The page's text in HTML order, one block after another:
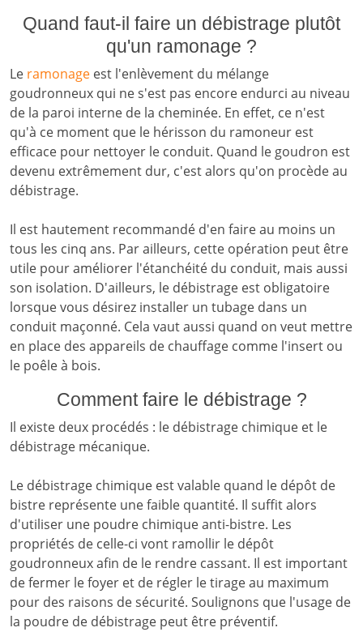
Quand faut-il faire un débistrage plutôt
qu'un ramonage ?
Le ramonage est l'enlèvement du mélange
goudronneux qui ne s'est pas encore endurci au niveau
de la paroi interne de la cheminée. En effet, ce n'est
qu'à ce moment que le hérisson du ramoneur est
efficace pour nettoyer le conduit. Quand le goudron est
devenu extrêmement dur, c'est alors qu'on procède au
débistrage.
Il est hautement recommandé d'en faire au moins un
tous les cinq ans. Par ailleurs, cette opération peut être
utile pour améliorer l'étanchéité du conduit, mais aussi
son isolation. D'ailleurs, le débistrage est obligatoire
lorsque vous désirez installer un tubage dans un
conduit maçonné. Cela vaut aussi quand on veut mettre
en place des appareils de chauffage comme l'insert ou
le poêle à bois.
Comment faire le débistrage ?
Il existe deux procédés : le débistrage chimique et le
débistrage mécanique.
Le débistrage chimique est valable quand le dépôt de
bistre représente une faible quantité. Il suffit alors
d'utiliser une poudre chimique anti-bistre. Les
propriétés de celle-ci vont ramollir le dépôt
goudronneux afin de le rendre cassant. Il est important
de fermer le foyer et de régler le tirage au maximum
pour des raisons de sécurité. Soulignons que l'usage de
la poudre de débistrage peut être préventif.